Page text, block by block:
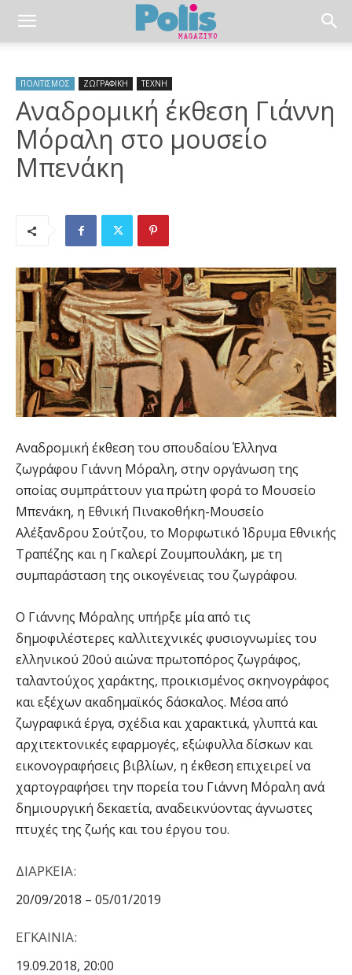
ΠΟΛΙΤΙΣΜΟΣ ΖΩΓΡΑΦΙΚΗ ΤΕΧΝΗ
Αναδρομική έκθεση Γιάννη
Μόραλη στο μουσείο
Μπενάκη
Αναδρομική έκθεση του σπουδαίου Έλληνα
ζωγράφου Γιάννη Μόραλη, στην οργάνωση της
οποίας συμπράττουν για πρώτη φορά το Μουσείο
Μπενάκη, η Εθνική Πινακοθήκη-Μουσείο
Αλέξανδρου Σούτζου, το Μορφωτικό Ίδρυμα Εθνικής
Τραπέζης και η Γκαλερί Ζουμπουλάκη, με τη
συμπαράσταση της οικογένειας του ζωγράφου.
Ο Γιάννης Μόραλης υπήρξε μία από τις
δημοφιλέστερες καλλιτεχνικές φυσιογνωμίες του
ελληνικού 20ού αιώνα: πρωτοπόρος ζωγράφος,
ταλαντούχος χαράκτης, προικισμένος σκηνογράφος
και εξέχων ακαδημαϊκός δάσκαλος. Μέσα από
ζωγραφικά έργα, σχέδια και χαρακτικά, γλυπτά και
αρχιτεκτονικές εφαρμογές, εξώφυλλα δίσκων και
εικονογραφήσεις βιβλίων, η έκθεση επιχειρεί να
χαρτογραφήσει την πορεία του Γιάννη Μόραλη ανά
δημιουργική δεκαετία, αναδεικνύοντας άγνωστες
πτυχές της ζωής και του έργου του.
ΔΙΑΡΚΕΙΑ:
20/09/2018 – 05/01/2019
ΕΓΚΑΙΝΙΑ:
19.09.2018, 20:00